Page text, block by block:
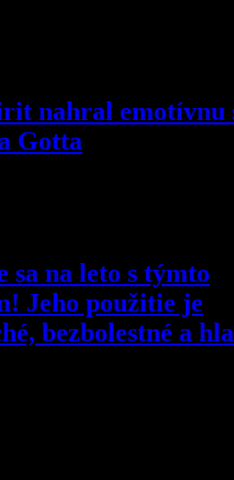
nahral emotívnu
Gotta
sa na leto s týmto
Jeho použitie je
bezbolestné a